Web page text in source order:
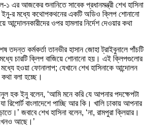
এর আজকের শুনানিতে সাবেক প্রধানমন্ত্রী শেখ হাসিনা
মধ্যে কথোপকথনের একটি অডিও ক্লিপ শোনানো
আন্দোলনকারীদের ওপর হামলার নির্দেশ দেওয়ার কথা
তদন্ত কর্মকর্তা তানভীর হাসান জোহা ট্রাইবুনালে পাঁচটি
চারটি ক্লিপ বাজিয়ে শোনানো হয়। এই ক্লিপগুলোর
হওয়া ফোনালাপ; যেখানে শেখ হাসিনাকে আন্দোলন
বলা হচ্ছে।
হক ইনু বলেন, ‘আমি মনে করি যে আপনার পদক্ষেপটা
বাংলাদেশে পাচ্ছি আর কি। খালি ঢাকায় আপনার
জবাবে শেখ হাসিনা বলেন, ‘না, রামপুরা ক্লিয়ার।
আছে।’